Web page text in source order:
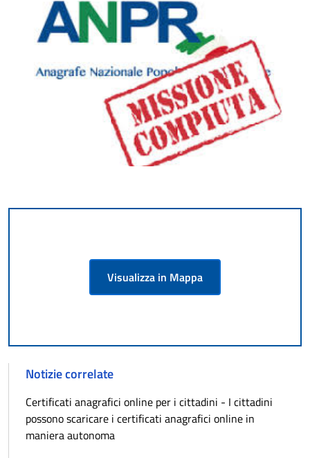
Visualizza in Mappa
Notizie correlate
Certificati anagrafici online per i cittadini - I cittadini
possono scaricare i certificati anagrafici online in
maniera autonoma